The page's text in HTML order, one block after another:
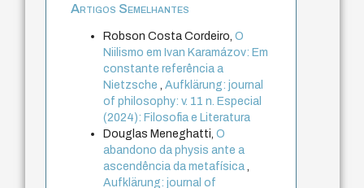
Artigos Semelhantes
Robson Costa Cordeiro,O
Niilismo em Ivan Karamázov: Em
constante referência a
Nietzsche,Aufklärung: journal
of philosophy: v. 11 n. Especial
(2024): Filosofia e Literatura
Douglas Meneghatti,O
abandono da physis ante a
ascendência da metafísica,
Aufklärung: journal of